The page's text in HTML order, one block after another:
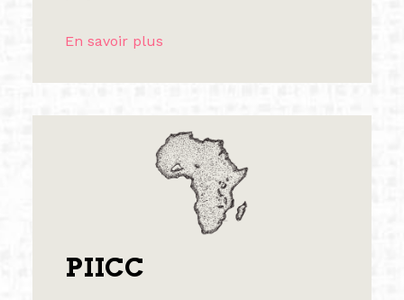
En savoir plus
PIICC